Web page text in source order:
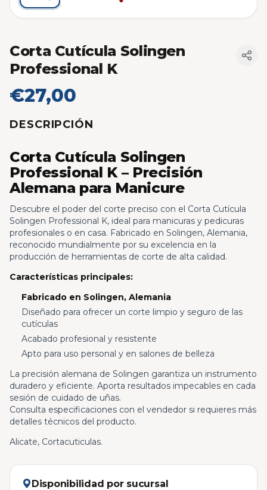
Corta Cutícula Solingen
Professional K
€27,00
DESCRIPCIÓN
Corta Cutícula Solingen
Professional K – Precisión
Alemana para Manicure
Descubre el poder del corte preciso con el Corta Cutícula
Solingen Professional K, ideal para manicuras y pedicuras
profesionales o en casa. Fabricado en Solingen, Alemania,
reconocido mundialmente por su excelencia en la
producción de herramientas de corte de alta calidad.
Características principales:
Fabricado en Solingen, Alemania
Diseñado para ofrecer un corte limpio y seguro de las
cutículas
Acabado profesional y resistente
Apto para uso personal y en salones de belleza
La precisión alemana de Solingen garantiza un instrumento
duradero y eficiente. Aporta resultados impecables en cada
sesión de cuidado de uñas.
Consulta especificaciones con el vendedor si requieres más
detalles técnicos del producto.
Alicate, Cortacuticulas.
Disponibilidad por sucursal